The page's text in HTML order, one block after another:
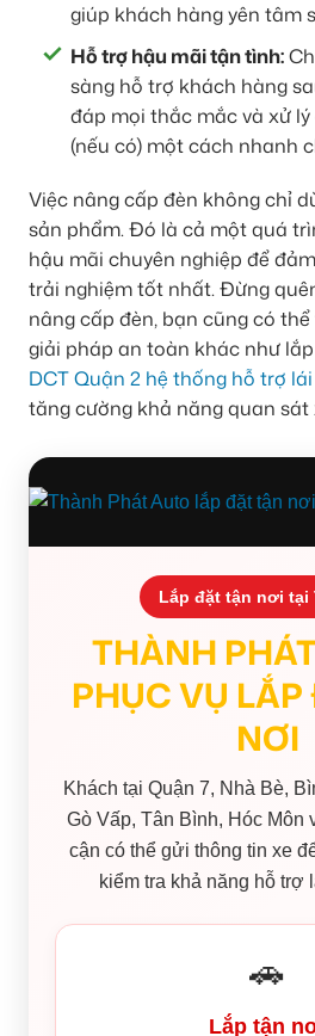
giúp khách hàng yên tâm
Hỗ trợ hậu mãi tận tình:
sàng hỗ trợ khách hàng
đáp mọi thắc mắc và xử
(nếu có) một cách nhanh
Việc nâng cấp đèn không chỉ
sản phẩm. Đó là cả một quá
hậu mãi chuyên nghiệp để
trải nghiệm tốt nhất. Đừng
nâng cấp đèn, bạn cũng có
giải pháp an toàn khác như
DCT Quận 2 hệ thống hỗ trợ
tăng cường khả năng quan sát
Lắp đặt tận nơi tại
THÀNH
PHỤC VỤ
NƠI
Khách tại Quận 7, Nhà Bè,
Gò Vấp, Tân Bình, Hóc Môn
cận có thể gửi thông tin xe
kiểm tra khả năng hỗ trợ
🚗
Lắp tận